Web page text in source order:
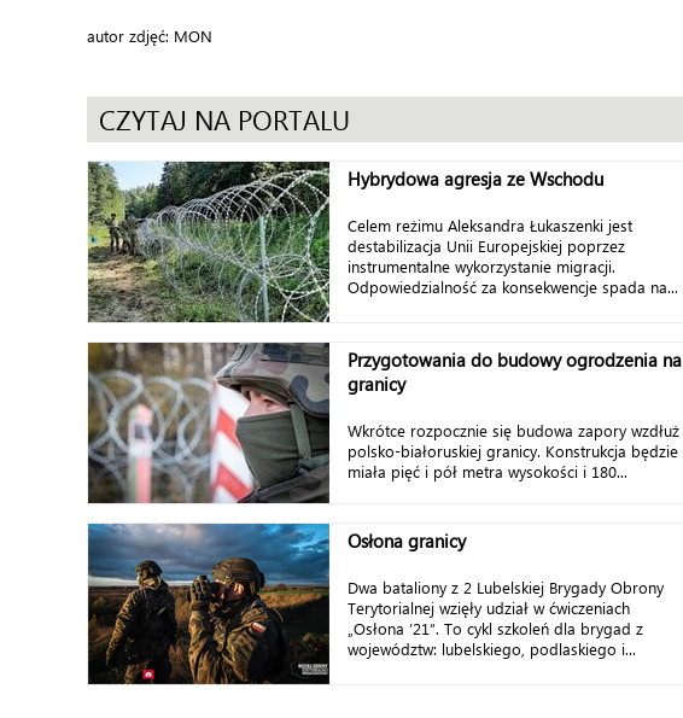
autor zdjęć: MON
CZYTAJ NA PORTALU
Hybrydowa agresja ze Wschodu
Celem reżimu Aleksandra Łukaszenki jest
destabilizacja Unii Europejskiej poprzez
instrumentalne wykorzystanie migracji.
Odpowiedzialność za konsekwencje spada na...
Przygotowania do budowy ogrodzenia na
granicy
Wkrótce rozpocznie się budowa zapory wzdłuż
polsko-białoruskiej granicy. Konstrukcja będzie
miała pięć i pół metra wysokości i 180...
Osłona granicy
Dwa bataliony z 2 Lubelskiej Brygady Obrony
Terytorialnej wzięły udział w ćwiczeniach
„Osłona ’21”. To cykl szkoleń dla brygad z
województw: lubelskiego, podlaskiego i...